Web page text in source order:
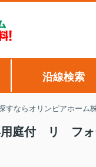
沿線検索
すならオリンピアホーム
庭付 リ フォ